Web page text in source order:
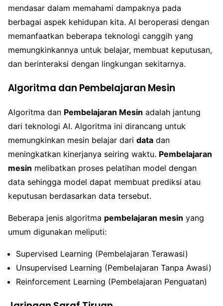
mendasar dalam memahami dampaknya pada
berbagai aspek kehidupan kita. AI beroperasi dengan
memanfaatkan beberapa teknologi canggih yang
memungkinkannya untuk belajar, membuat keputusan,
dan berinteraksi dengan lingkungan sekitarnya.
Algoritma dan Pembelajaran Mesin
Algoritma dan Pembelajaran Mesin adalah jantung
dari teknologi AI. Algoritma ini dirancang untuk
memungkinkan mesin belajar dari data dan
meningkatkan kinerjanya seiring waktu. Pembelajaran
mesin melibatkan proses pelatihan model dengan
data sehingga model dapat membuat prediksi atau
keputusan berdasarkan data tersebut.
Beberapa jenis algoritma pembelajaran mesin yang
umum digunakan meliputi:
Supervised Learning (Pembelajaran Terawasi)
Unsupervised Learning (Pembelajaran Tanpa Awasi)
Reinforcement Learning (Pembelajaran Penguatan)